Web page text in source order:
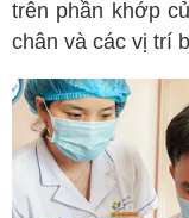
trên phần khớp
chân và các vị trí